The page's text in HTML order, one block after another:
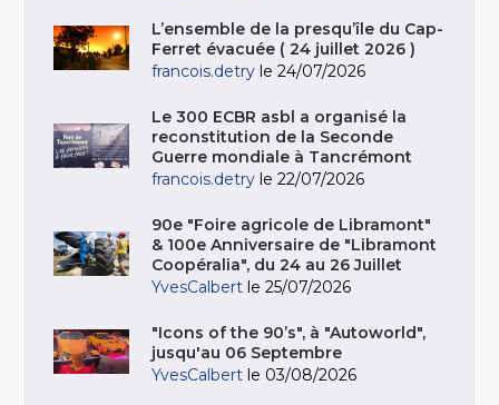
L’ensemble de la presqu’île du Cap-
Ferret évacuée ( 24 juillet 2026 )
francois.detry le 24/07/2026
Le 300 ECBR asbl a organisé la
reconstitution de la Seconde
Guerre mondiale à Tancrémont
francois.detry le 22/07/2026
90e "Foire agricole de Libramont"
& 100e Anniversaire de "Libramont
Coopéralia", du 24 au 26 Juillet
YvesCalbert le 25/07/2026
"Icons of the 90’s", à "Autoworld",
jusqu'au 06 Septembre
YvesCalbert le 03/08/2026